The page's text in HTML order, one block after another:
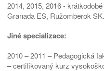
2014, 2015, 2016 -
Granada ES, Ružomberok SK.
Jiné specializace:
2010 – 2011 – Pedagogická
– certifikovaný kurz